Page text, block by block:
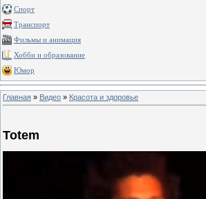
Спорт
Транспорт
Фильмы и анимация
Хобби и образование
Юмор
Главная » Видео » Красота и здоровье
Totem